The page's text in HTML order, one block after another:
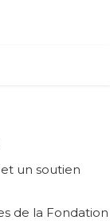
un soutien
de la Fondation